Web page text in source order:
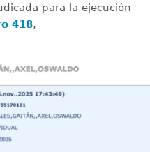
para la ejecución
418,